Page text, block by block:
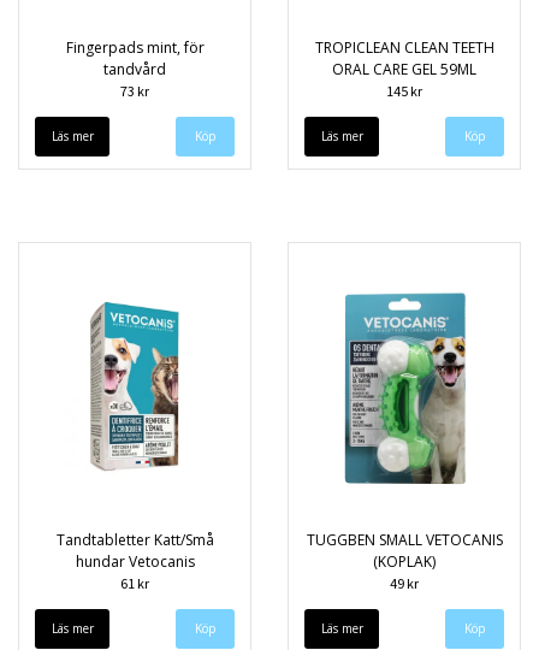
Fingerpads mint, för
tandvård
73 kr
Läs mer
TROPICLEAN CLEAN TEETH
ORAL CARE GEL 59ML
145 kr
Läs mer
Tandtabletter Katt/Små
hundar Vetocanis
61 kr
Läs mer
TUGGBEN SMALL VETOCANIS
(KOPLAK)
49 kr
Läs mer